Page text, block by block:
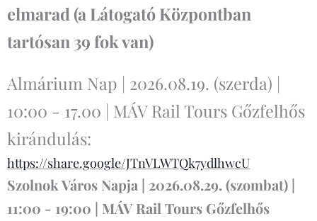
elmarad (a Látogató Központban
tartósan 39 fok van)
Almárium Nap | 2026.08.19. (szerda) |
10:00 - 17.00 | MÁV Rail Tours Gőzfelhős
kirándulás:
https://share.google/JTnVLWTQk7ydlhwcU
Szolnok Város Napja | 2026.08.29. (szombat) |
11:00 - 19:00 | MÁV Rail Tours Gőzfelhős